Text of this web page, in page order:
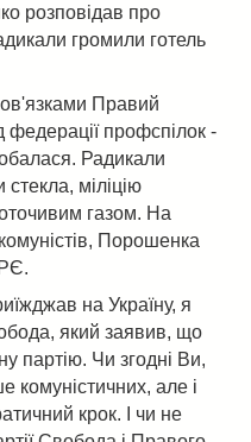
розповідав про
громили готель
Правий
федерації профспілок -
Радикали
міліцію
газом. На
Порошенка
на Україну, я
який заявив, що
партію. Чи згодні Ви,
комуністичних, але і
крок. І чи не